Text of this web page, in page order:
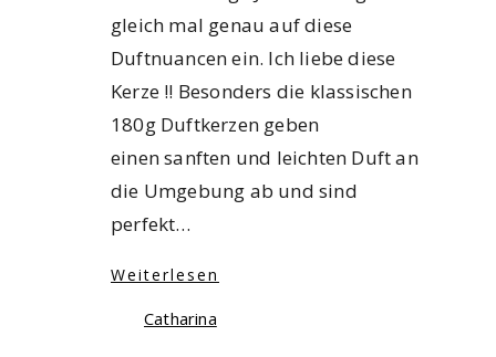
gleich mal genau auf diese
Duftnuancen ein. Ich liebe diese
Kerze !! Besonders die klassischen
180g Duftkerzen geben
einen sanften und leichten Duft an
die Umgebung ab und sind
perfekt…
Weiterlesen
Catharina